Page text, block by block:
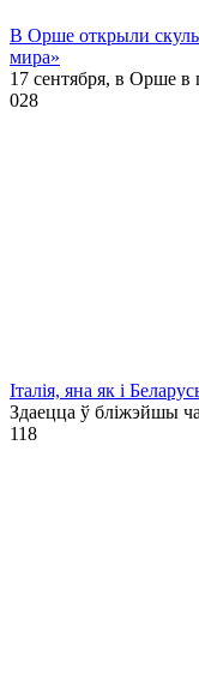
В Орше открыли
мира»
17 сентября, в Орше в
028
Італія, яна як і
Здаецца ў бліжэйшы
118